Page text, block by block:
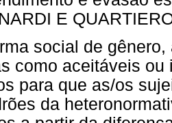
E
social de
como aceitáveis
para que as/os
da